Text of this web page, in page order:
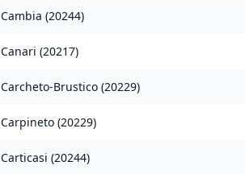
Cambia (20244)
Canari (20217)
Carcheto-Brustico (20229)
Carpineto (20229)
Carticasi (20244)